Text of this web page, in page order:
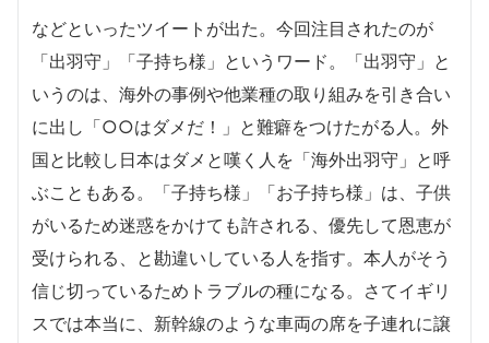
などといったツイートが出た。今回注目されたのが
「出羽守」「子持ち様」というワード。「出羽守」と
いうのは、海外の事例や他業種の取り組みを引き合い
に出し「○○はダメだ！」と難癖をつけたがる人。外
国と比較し日本はダメと嘆く人を「海外出羽守」と呼
ぶこともある。「子持ち様」「お子持ち様」は、子供
がいるため迷惑をかけても許される、優先して恩恵が
受けられる、と勘違いしている人を指す。本人がそう
信じ切っているためトラブルの種になる。さてイギリ
スでは本当に、新幹線のような車両の席を子連れに譲